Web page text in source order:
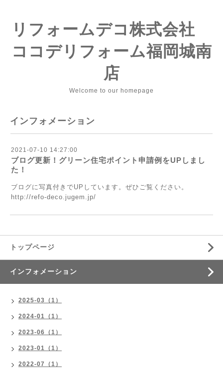
リフォームデコ株式会社
ココデリフォーム福岡城南
店
Welcome to our homepage
インフォメーション
2021-07-10 14:27:00
ブログ更新！グリーン住宅ポイント申請例をUPしまし
た！
ブログに写真付きでUPしています。ぜひご覧ください。
http://refo-deco.jugem.jp/
トップページ
インフォメーション
2025-03（1）
2024-01（1）
2023-06（1）
2023-01（1）
2022-07（1）